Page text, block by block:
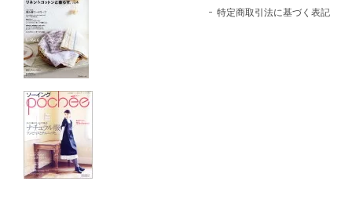
特定商取引法に基づく表記